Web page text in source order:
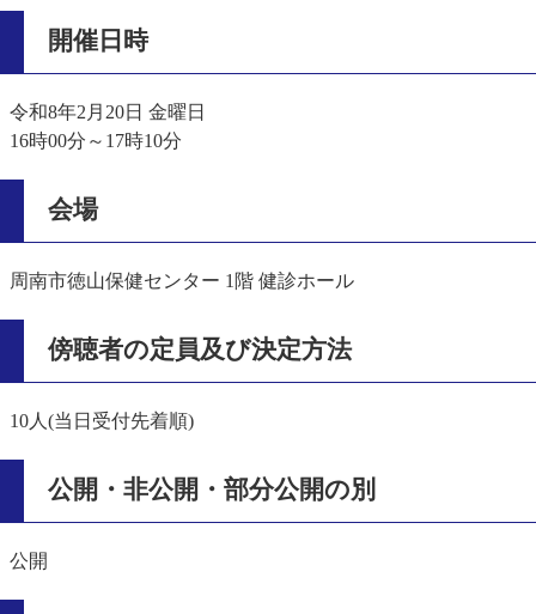
開催日時
令和8年2月20日 金曜日
16時00分～17時10分
会場
周南市徳山保健センター 1階 健診ホール
傍聴者の定員及び決定方法
10人(当日受付先着順)
公開・非公開・部分公開の別
公開